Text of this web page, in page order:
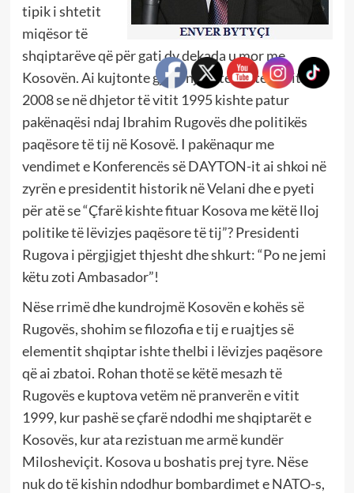
tipik i shtetit
miqësor të
shqiptarëve që për gati dy dekada u mor me
Kosovën. Ai kujtonte gjatë një interviste të vitit
2008 se në dhjetor të vitit 1995 kishte patur
pakënaqësi ndaj Ibrahim Rugovës dhe politikës
paqësore të tij në Kosovë. I pakënaqur me
vendimet e Konferencës së DAYTON-it ai shkoi në
zyrën e presidentit historik në Velani dhe e pyeti
për atë se “Çfarë kishte fituar Kosova me këtë lloj
politike të lëvizjes paqësore të tij”? Presidenti
Rugova i përgjigjet thjesht dhe shkurt: “Po ne jemi
këtu zoti Ambasador”!
Nëse rrimë dhe kundrojmë Kosovën e kohës së
Rugovës, shohim se filozofia e tij e ruajtjes së
elementit shqiptar ishte thelbi i lëvizjes paqësore
që ai zbatoi. Rohan thotë se këtë mesazh të
Rugovës e kuptova vetëm në pranverën e vitit
1999, kur pashë se çfarë ndodhi me shqiptarët e
Kosovës, kur ata rezistuan me armë kundër
Milosheviçit. Kosova u boshatis prej tyre. Nëse
nuk do të kishin ndodhur bombardimet e NATO-s,